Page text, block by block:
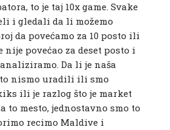
to je taj 10x game. Svake
i gledali da li možemo
da povećamo za 10 posto ili
nije povećao za deset posto i
Da li je naša
nismo uradili ili smo
ili je razlog što je market
to mesto, jednostavno smo to
recimo Maldive i